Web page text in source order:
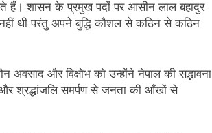
हैं। शासन के प्रमुख पदों पर आसीन लाल बहादुर
थी परंतु अपने बुद्धि कौशल से कठिन से कठिन
और विक्षोभ को उन्होंने नेपाल की सद्भावना
श्रद्धांजलि समर्पण से जनता की आँखों से